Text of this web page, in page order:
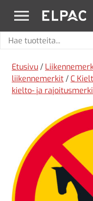
elpac.fi
Hae
Etusivu /
liikennemerkit / C
kielto- ja